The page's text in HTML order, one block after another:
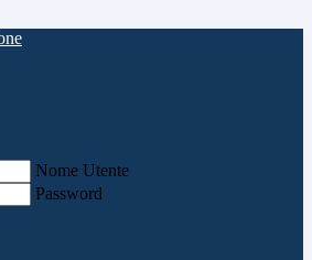
Nome Utente
Password